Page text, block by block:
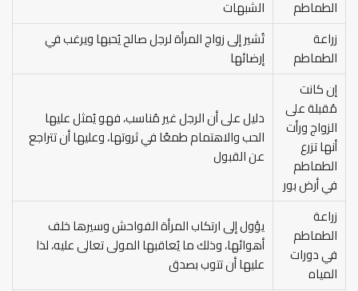
الطماطم
الشبهات
زراعة
الطماطم
تُشير إلى زواج المرأة لرجل صالح يُحبها ويرغب في
إرضائها
إن كانت
مُقبلة على
الزواج ورأت
أنها تزرع
الطماطم
في أرض بور
دليل على أن الرجل غير مُناسب، فهو يُمثل عليها
الحب والاهتمام طمعًا في ثروتها، وعليها أن تتراجع
عن القبول
زراعة
الطماطم
في دورات
المياه
يؤول إلى ارتكاب المرأة الفواحش وسيرها خلف
أهوائها، وذلك ما يُعاقبها المولى تعالى عليه، لذا
عليها أن تتوب بصدق